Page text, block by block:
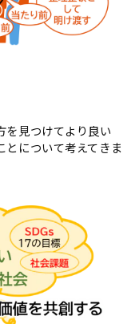
を見つけてより良い
について考えてきま